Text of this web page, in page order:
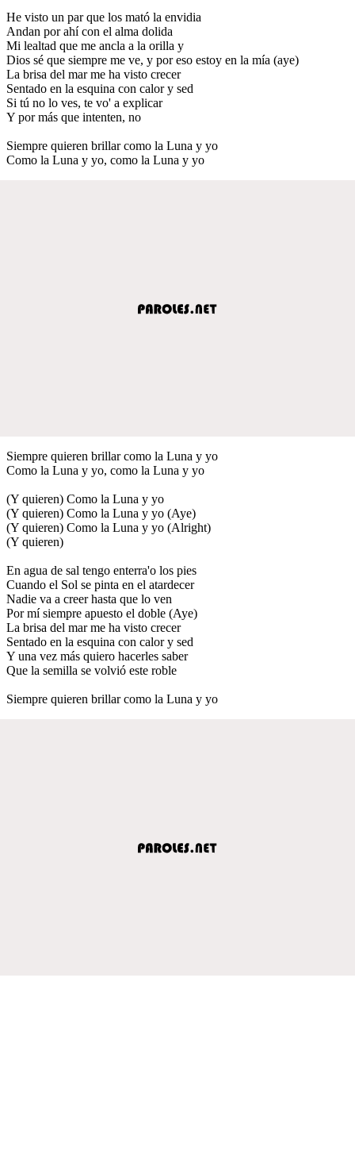
He visto un par que los mató la envidia
Andan por ahí con el alma dolida
Mi lealtad que me ancla a la orilla y
Dios sé que siempre me ve, y por eso estoy en la mía (aye)
La brisa del mar me ha visto crecer
Sentado en la esquina con calor y sed
Si tú no lo ves, te vo' a explicar
Y por más que intenten, no
Siempre quieren brillar como la Luna y yo
Como la Luna y yo, como la Luna y yo
Siempre quieren brillar como la Luna y yo
Como la Luna y yo, como la Luna y yo
(Y quieren) Como la Luna y yo
(Y quieren) Como la Luna y yo (Aye)
(Y quieren) Como la Luna y yo (Alright)
(Y quieren)
En agua de sal tengo enterra'o los pies
Cuando el Sol se pinta en el atardecer
Nadie va a creer hasta que lo ven
Por mí siempre apuesto el doble (Aye)
La brisa del mar me ha visto crecer
Sentado en la esquina con calor y sed
Y una vez más quiero hacerles saber
Que la semilla se volvió este roble
Siempre quieren brillar como la Luna y yo